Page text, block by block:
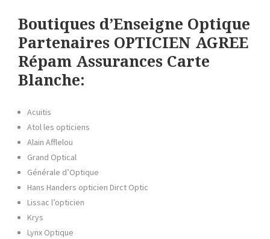
Boutiques d’Enseigne Optique
Partenaires OPTICIEN AGREE
Répam Assurances Carte
Blanche:
Acuitis
Atol les opticiens
Alain Afflelou
Grand Optical
Générale d’Optique
Hans Handers opticien Dirct Optic
Lissac l’opticien
Krys
Lynx Optique